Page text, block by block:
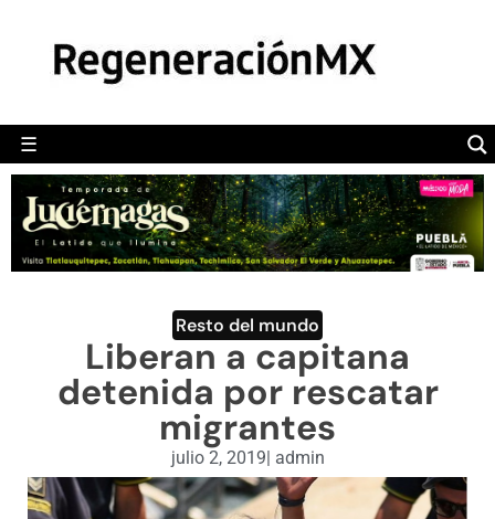
☰
POLÍTICA
CAMALEÓN
OPINIÓN
DEPORTES
ENGLISH SECTION
VIDEOS
Resto del mundo
Liberan a capitana
detenida por rescatar
migrantes
julio 2, 2019| admin